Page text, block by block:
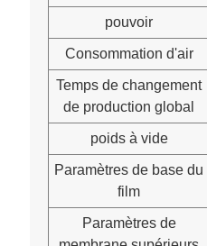
pouvoir
Consommation d'air
Temps de changement
de production global
poids à vide
Paramètres de base du
film
Paramètres de